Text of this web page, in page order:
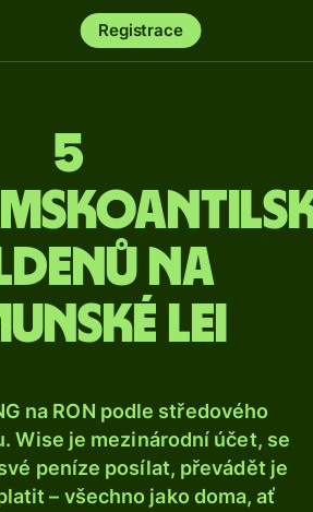
Registrace
5
na
lei
na RON podle středového
Wise je mezinárodní účet, se
peníze posílat, převádět je
– všechno jako doma, ať